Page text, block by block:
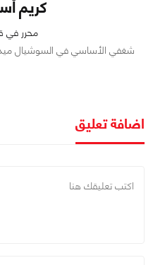
كريم
محرر في
شغفي الأساسي في السوشيال
اضافة تعليق